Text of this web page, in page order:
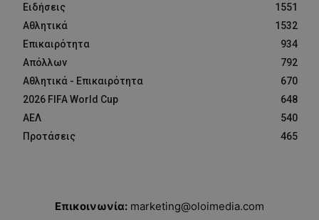
Ειδήσεις
1551
Αθλητικά
1532
Επικαιρότητα
934
Απόλλων
792
Αθλητικά - Επικαιρότητα
670
2026 FIFA World Cup
648
ΑΕΛ
540
Προτάσεις
465
Επικοινωνία: marketing@oloimedia.com